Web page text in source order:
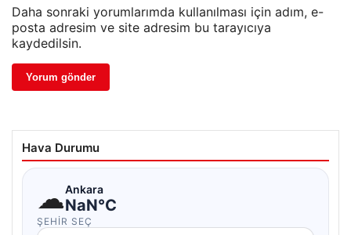
Daha sonraki yorumlarımda kullanılması için adım, e-
posta adresim ve site adresim bu tarayıcıya
kaydedilsin.
Hava Durumu
☁Ankara
NaN°C
ŞEHIR SEÇ